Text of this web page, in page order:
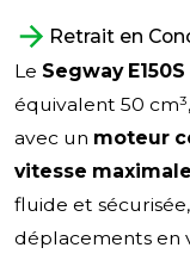
Retrait en
Le Segway E150S
équivalent 50
avec un moteur
vitesse
fluide et
déplacements en